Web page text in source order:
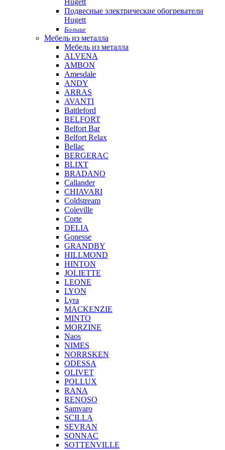
Hugett
Подвесные электрические обогреватели
Hugett
Больше
Мебель из металла
Мебель из металла
ALVENA
AMBON
Amesdale
ANDY
ARRAS
AVANTI
Battleford
BELFORT
Belfort Bar
Belfort Relax
Bellac
BERGERAC
BLIXT
BRADANO
Callander
CHIAVARI
Coldstream
Coleville
Corte
DELIA
Gonesse
GRANDBY
HILLMOND
HINTON
JOLIETTE
LEONE
LYON
Lyra
MACKENZIE
MINTO
MORZINE
Naos
NIMES
NORRSKEN
ODESSA
OLIVET
POLLUX
RANA
RENOSO
Samvaro
SCILLA
SEVRAN
SONNAC
SOTTENVILLE